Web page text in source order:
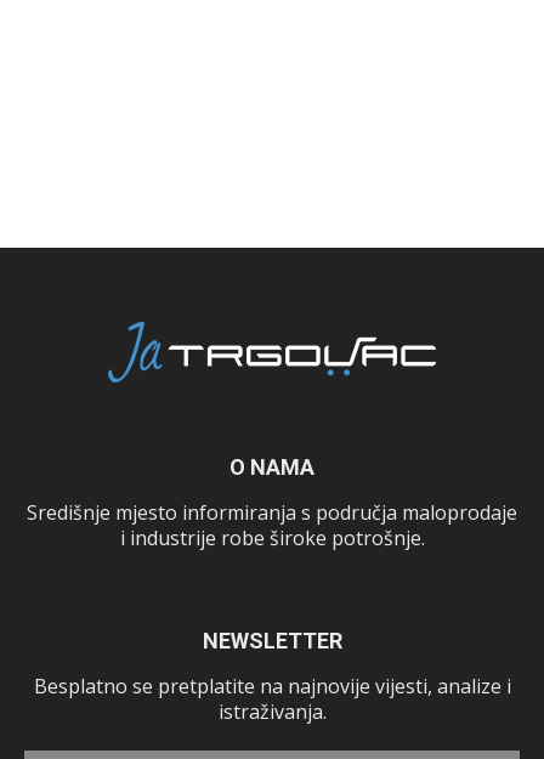
O NAMA
Središnje mjesto informiranja s područja maloprodaje
i industrije robe široke potrošnje.
NEWSLETTER
Besplatno se pretplatite na najnovije vijesti, analize i
istraživanja.